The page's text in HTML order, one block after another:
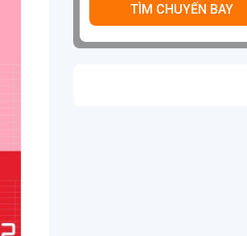
TÌM CHUYẾN BAY